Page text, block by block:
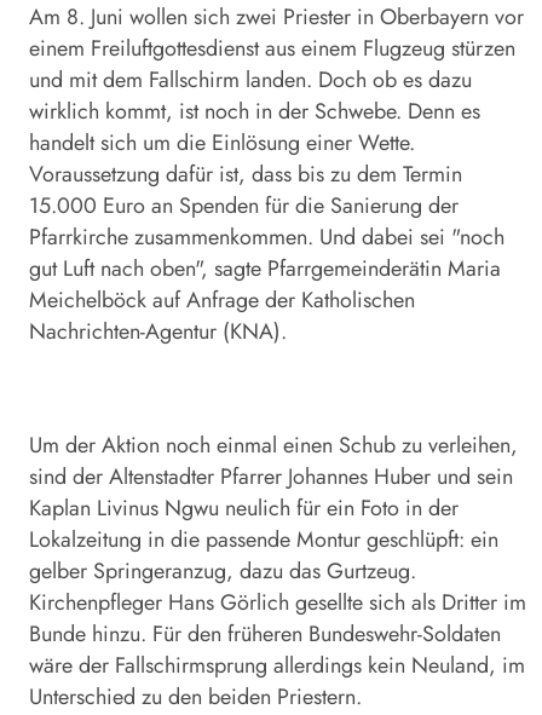
Am 8. Juni wollen sich zwei Priester in Oberbayern vor
einem Freiluftgottesdienst aus einem Flugzeug stürzen
und mit dem Fallschirm landen. Doch ob es dazu
wirklich kommt, ist noch in der Schwebe. Denn es
handelt sich um die Einlösung einer Wette.
Voraussetzung dafür ist, dass bis zu dem Termin
15.000 Euro an Spenden für die Sanierung der
Pfarrkirche zusammenkommen. Und dabei sei "noch
gut Luft nach oben", sagte Pfarrgemeinderätin Maria
Meichelböck auf Anfrage der Katholischen
Nachrichten-Agentur (KNA).
Um der Aktion noch einmal einen Schub zu verleihen,
sind der Altenstadter Pfarrer Johannes Huber und sein
Kaplan Livinus Ngwu neulich für ein Foto in der
Lokalzeitung in die passende Montur geschlüpft: ein
gelber Springeranzug, dazu das Gurtzeug.
Kirchenpfleger Hans Görlich gesellte sich als Dritter im
Bunde hinzu. Für den früheren Bundeswehr-Soldaten
wäre der Fallschirmsprung allerdings kein Neuland, im
Unterschied zu den beiden Priestern.